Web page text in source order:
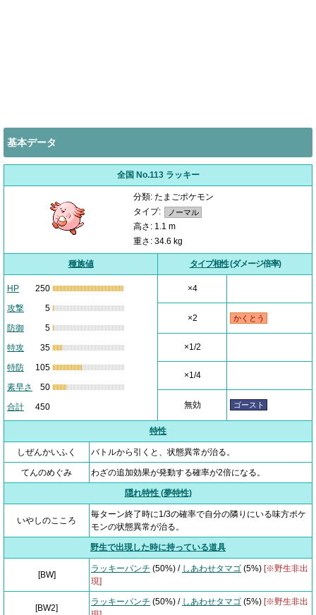
基本データ
全国 No.113 ラッキー
分類: たまごポケモン
タイプ:
ノーマル
高さ: 1.1 m
重さ: 34.6 kg
種族値 タイプ相性(ダメージ倍率)
HP
250
攻撃
5
防御
5
特攻
35
特防
105
素早さ
50
合計
450
×4
×2 かくとう
×1/2
×1/4
無効 ゴースト
特性
しぜんかいふく バトルから引くと、状態異常が治る。
てんのめぐみ わざの追加効果が発動する確率が2倍になる。
隠れ特性 (夢特性)
いやしのこころ
毎ターン終了時に1/3の確率で自分の隣りにいる味方ポケ
モンの状態異常が治る。
野生で出現した時に持っている道具
[BW]
ラッキーパンチ (50%) / しあわせタマゴ (5%) [※野生非出
現]
[BW2]
ラッキーパンチ (50%) / しあわせタマゴ (5%) [※野生非出